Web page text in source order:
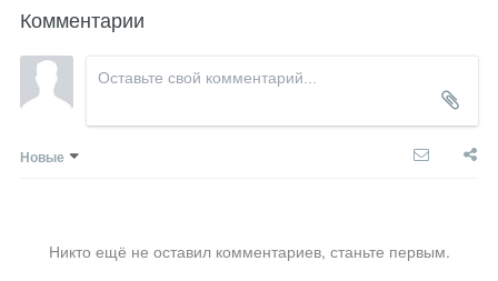
Комментарии
Новые
Никто ещё не оставил комментариев, станьте первым.